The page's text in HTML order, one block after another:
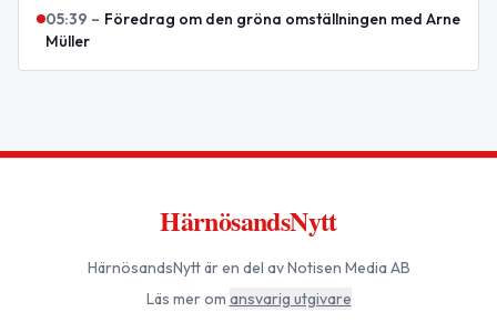
05:39 – Föredrag om den gröna omställningen med Arne
Müller
HärnösandsNytt
HärnösandsNyttär en del av Notisen Media AB
Läs mer om ansvarig utgivare